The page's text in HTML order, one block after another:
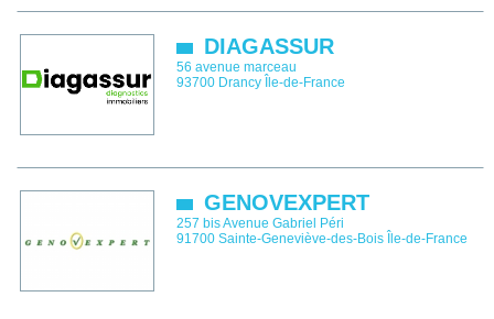
DIAGASSUR
56 avenue marceau
93700 Drancy Île-de-France
GENOVEXPERT
257 bis Avenue Gabriel Péri
91700 Sainte-Geneviève-des-Bois Île-de-France